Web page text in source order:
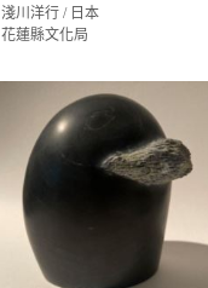
淺川洋行 / 日本
花蓮縣文化局